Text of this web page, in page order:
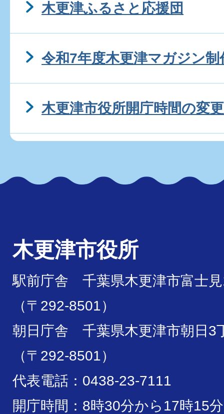
木更津ふるさと応援団
令和7年度木更津マガジン
木更津市役所開庁時間の変更
木更津市役所
駅前庁舎 千葉県木更津市富士
（〒292-8501）
朝日庁舎 千葉県木更津市朝日3
（〒292-8501）
代表電話：0438-23-7111
開庁時間：8時30分から17時15